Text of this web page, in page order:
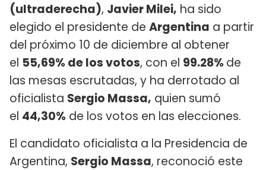
(ultraderecha), Javier Milei, ha sido
elegido el presidente de Argentina a partir
del próximo 10 de diciembre al obtener
el 55,69% de los votos, con el 99.28% de
las mesas escrutadas, y ha derrotado al
oficialista Sergio Massa, quien sumó
el 44,30% de los votos en las elecciones.
El candidato oficialista a la Presidencia de
Argentina, Sergio Massa, reconoció este